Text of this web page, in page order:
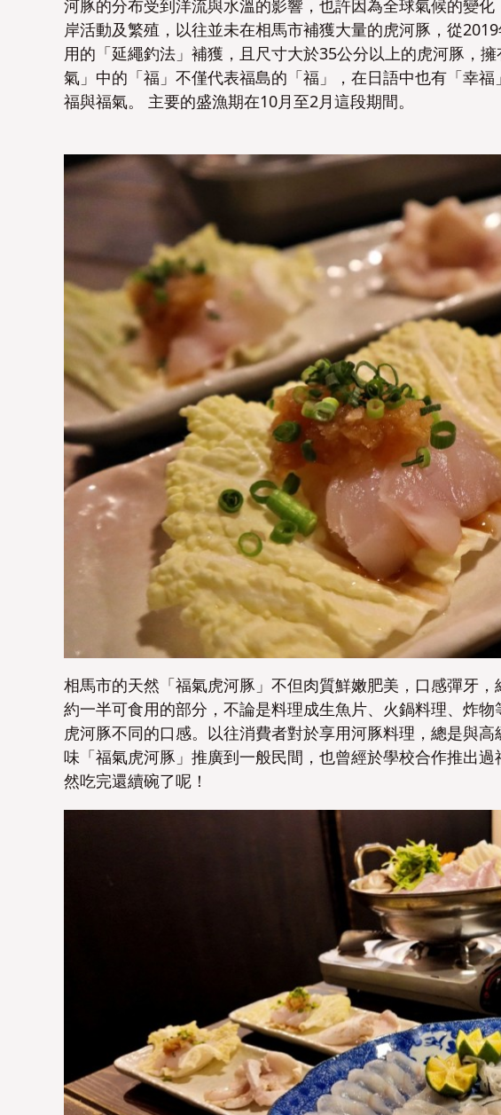
河豚的分布受到洋流與水溫的影響，也許因為全球氣候的變
岸活動及繁殖，以往並未在相馬市補獲大量的虎河豚，從
用的「延繩釣法」補獲，且尺寸大於35公分以上的虎河豚，
氣」中的「福」不僅代表福島的「福」，在日語中也有「幸
福與福氣。 主要的盛漁期在10月至2月這段期間。
相馬市的天然「福氣虎河豚」不但肉質鮮嫩肥美，口感彈牙
約一半可食用的部分，不論是料理成生魚片、火鍋料理、炸
虎河豚不同的口感。以往消費者對於享用河豚料理，總是與
味「福氣虎河豚」推廣到一般民間，也曾經於學校合作推出
然吃完還續碗了呢！